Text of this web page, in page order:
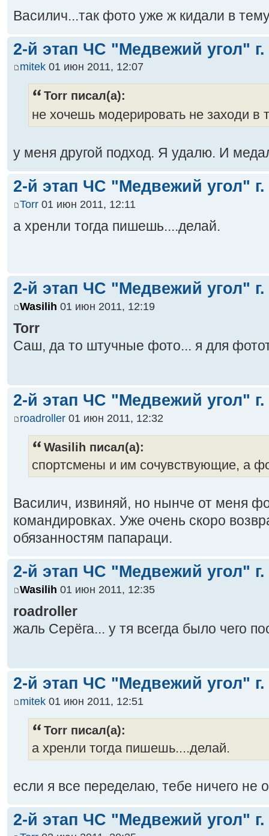
Василич...так фото уже ж кидали в
2-й этап ЧС "Медвежий угол"
mitek 01 июн 2011, 12:07
Torr писал(а):
не хочешь модерировать не заходи в
у меня другой подход. Я удалю. И
2-й этап ЧС "Медвежий угол"
Torr 01 июн 2011, 12:11
а хренли тогда пишешь....делай.
2-й этап ЧС "Медвежий угол"
Wasilih 01 июн 2011, 12:19
Torr
Саш, да то штучные фото... я для
2-й этап ЧС "Медвежий угол"
roadroller 01 июн 2011, 12:32
Wasilih писал(а):
спортсмены и им сочувствующие, а
Василич, извиняй, но нынче от меня
командировках. Уже очень скоро
обязанностям папараци.
2-й этап ЧС "Медвежий угол"
Wasilih 01 июн 2011, 12:35
roadroller
жаль Серёга... у тя всегда было чего
2-й этап ЧС "Медвежий угол"
mitek 01 июн 2011, 12:51
Torr писал(а):
а хренли тогда пишешь....делай.
если я все переделаю, тебе ничего не
2-й этап ЧС "Медвежий угол"